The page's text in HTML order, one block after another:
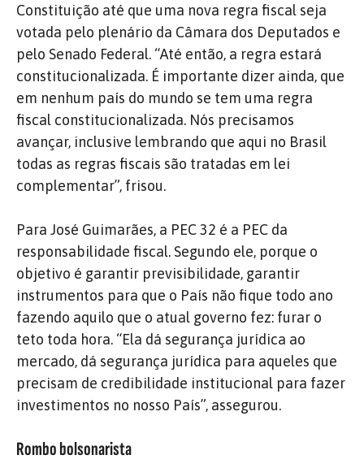
Constituição até que uma nova regra fiscal seja
votada pelo plenário da Câmara dos Deputados e
pelo Senado Federal. “Até então, a regra estará
constitucionalizada. É importante dizer ainda, que
em nenhum país do mundo se tem uma regra
fiscal constitucionalizada. Nós precisamos
avançar, inclusive lembrando que aqui no Brasil
todas as regras fiscais são tratadas em lei
complementar”, frisou.
Para José Guimarães, a PEC 32 é a PEC da
responsabilidade fiscal. Segundo ele, porque o
objetivo é garantir previsibilidade, garantir
instrumentos para que o País não fique todo ano
fazendo aquilo que o atual governo fez: furar o
teto toda hora. “Ela dá segurança jurídica ao
mercado, dá segurança jurídica para aqueles que
precisam de credibilidade institucional para fazer
investimentos no nosso País”, assegurou.
Rombo bolsonarista